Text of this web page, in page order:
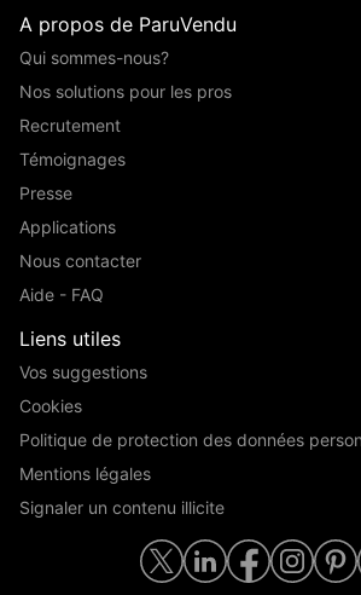
A propos de ParuVendu
Qui sommes-nous?
Nos solutions pour les pros
Recrutement
Témoignages
Presse
Applications
Nous contacter
Aide - FAQ
Liens utiles
Vos suggestions
Cookies
Politique de protection des données
Mentions légales
Signaler un contenu illicite